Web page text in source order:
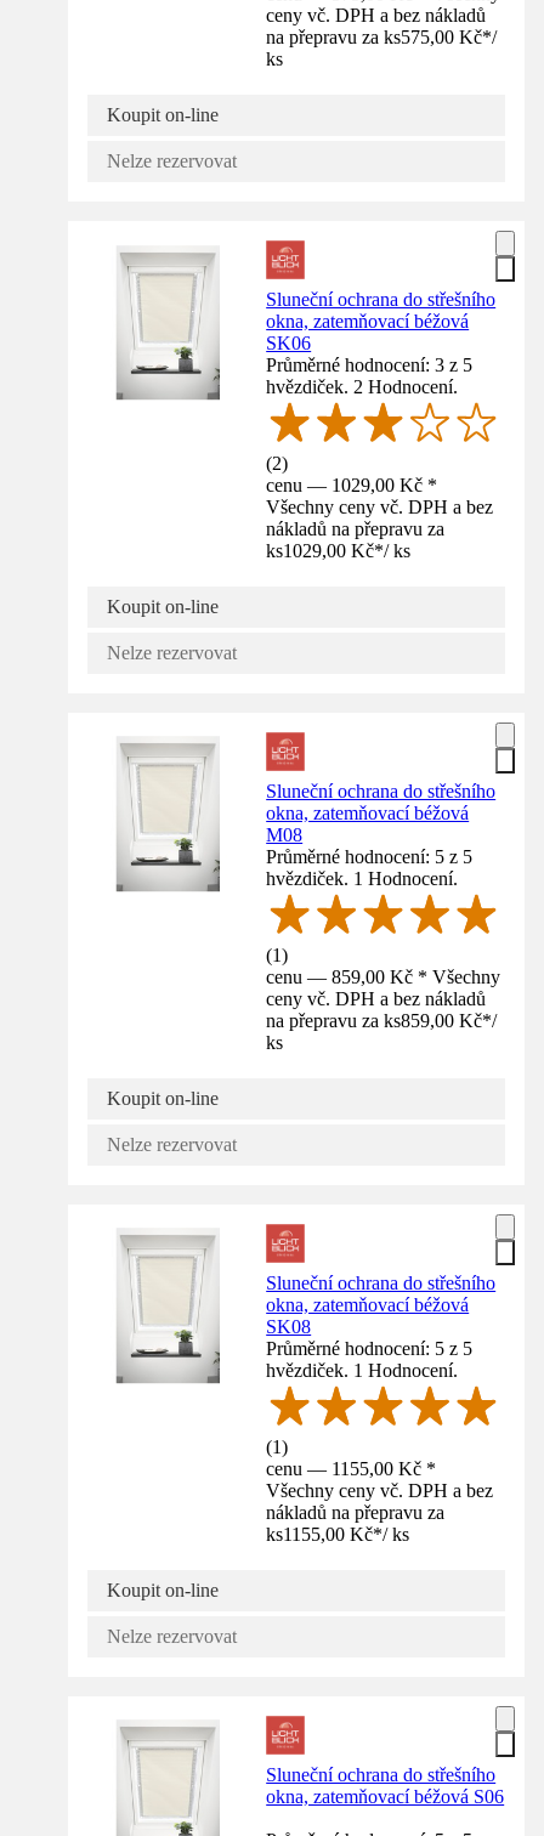
ceny vč. DPH a bez nákladů
na přepravu za ks575,00 Kč*/
ks
Koupit on-line
Nelze rezervovat
Sluneční ochrana do střešního
okna, zatemňovací béžová
SK06
Průměrné hodnocení: 3 z 5
hvězdiček. 2 Hodnocení.
(2)
cenu — 1029,00 Kč *
Všechny ceny vč. DPH a bez
nákladů na přepravu za
ks1029,00 Kč*/ ks
Koupit on-line
Nelze rezervovat
Sluneční ochrana do střešního
okna, zatemňovací béžová
M08
Průměrné hodnocení: 5 z 5
hvězdiček. 1 Hodnocení.
(1)
cenu — 859,00 Kč * Všechny
ceny vč. DPH a bez nákladů
na přepravu za ks859,00 Kč*/
ks
Koupit on-line
Nelze rezervovat
Sluneční ochrana do střešního
okna, zatemňovací béžová
SK08
Průměrné hodnocení: 5 z 5
hvězdiček. 1 Hodnocení.
(1)
cenu — 1155,00 Kč *
Všechny ceny vč. DPH a bez
nákladů na přepravu za
ks1155,00 Kč*/ ks
Koupit on-line
Nelze rezervovat
Sluneční ochrana do střešního
okna, zatemňovací béžová S06